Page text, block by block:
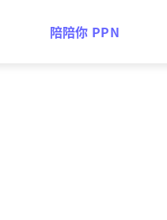
陪陪你 PPN